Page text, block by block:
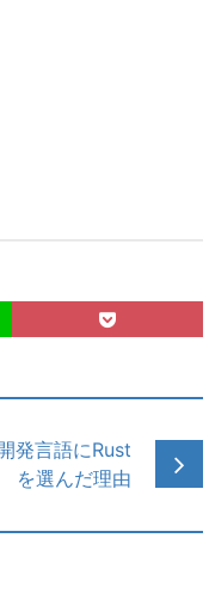
発言語にRust
を選んだ理由